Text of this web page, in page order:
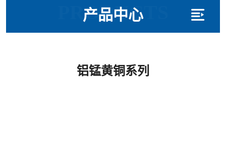
产品中心
PRODUCTS
铝锰黄铜系列